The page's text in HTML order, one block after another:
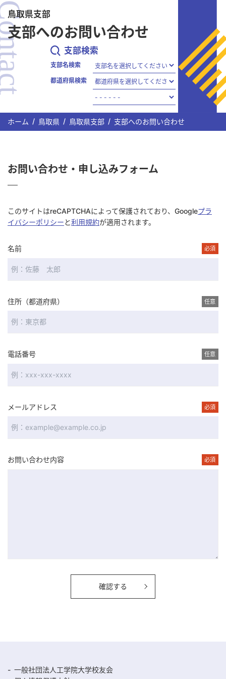
メインコンテンツまでスキップする
鳥取県支部
支部へのお問い合わせ
支部検索
支部名検索
都道府県検索
ホーム 鳥取県 鳥取県支部 支部へのお問い合わせ
お問い合わせ・申し込みフォーム
このサイトはreCAPTCHAによって保護されており、Googleプラ
イバシーポリシー と利用規約が適用されます。
名前 必須
住所（都道府県） 任意
電話番号 任意
メールアドレス 必須
お問い合わせ内容 必須
確認する
一般社団法人工学院大学校友会